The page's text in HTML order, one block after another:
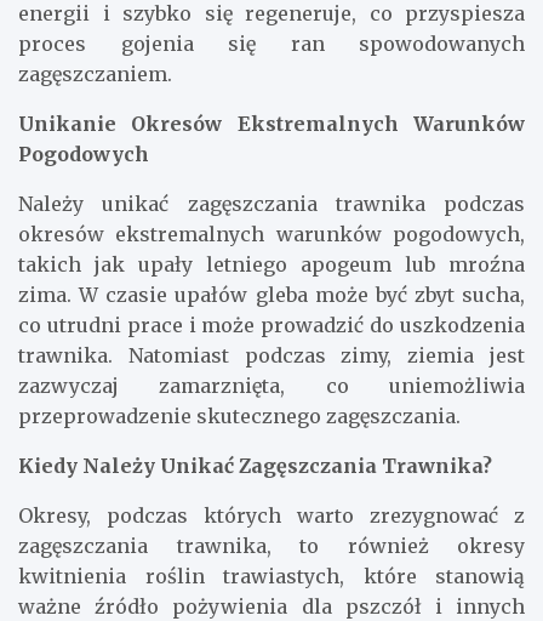
energii i szybko się regeneruje, co przyspiesza
proces gojenia się ran spowodowanych
zagęszczaniem.
Unikanie Okresów Ekstremalnych Warunków
Pogodowych
Należy unikać zagęszczania trawnika podczas
okresów ekstremalnych warunków pogodowych,
takich jak upały letniego apogeum lub mroźna
zima. W czasie upałów gleba może być zbyt sucha,
co utrudni prace i może prowadzić do uszkodzenia
trawnika. Natomiast podczas zimy, ziemia jest
zazwyczaj zamarznięta, co uniemożliwia
przeprowadzenie skutecznego zagęszczania.
Kiedy Należy Unikać Zagęszczania Trawnika?
Okresy, podczas których warto zrezygnować z
zagęszczania trawnika, to również okresy
kwitnienia roślin trawiastych, które stanowią
ważne źródło pożywienia dla pszczół i innych